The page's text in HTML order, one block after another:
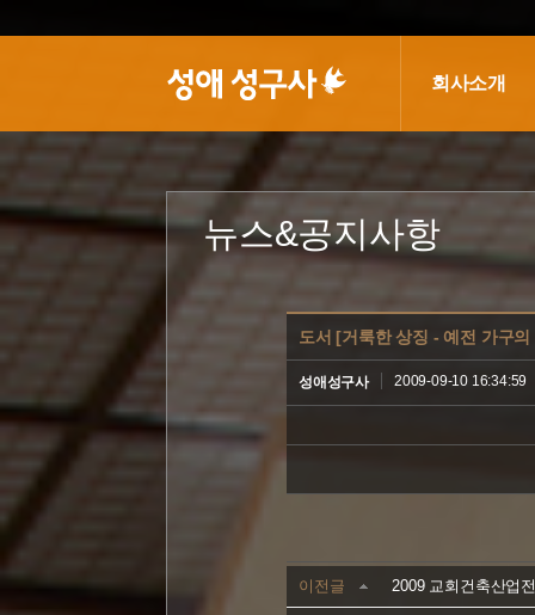
회사소개
뉴스&공지사항
도서 [거룩한 상징 - 예전 가구
성애성구사 2009-09-10 16:34:59
이전글 2009 교회건축산업